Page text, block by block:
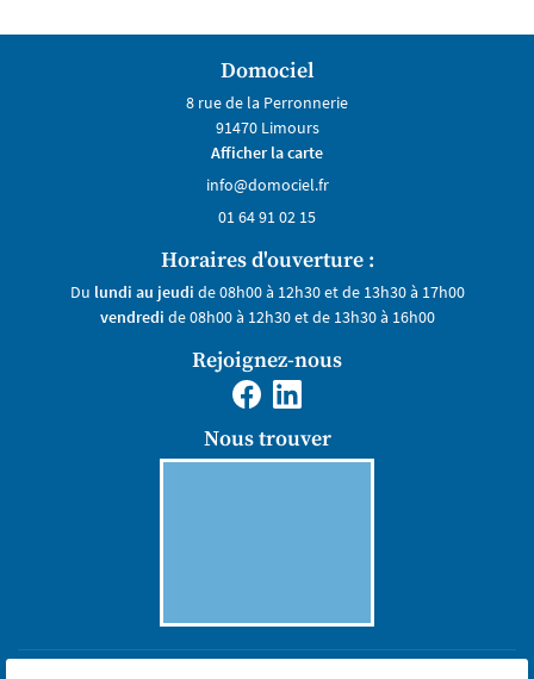
Domociel
8 rue de la Perronnerie
91470 Limours
Afficher la carte
01 64 91 02 15
Horaires d'ouverture :
Du lundi au jeudi de 08h00 à 12h30 et de 13h30 à 17h00
vendredi de 08h00 à 12h30 et de 13h30 à 16h00
Rejoignez-nous
Nous trouver